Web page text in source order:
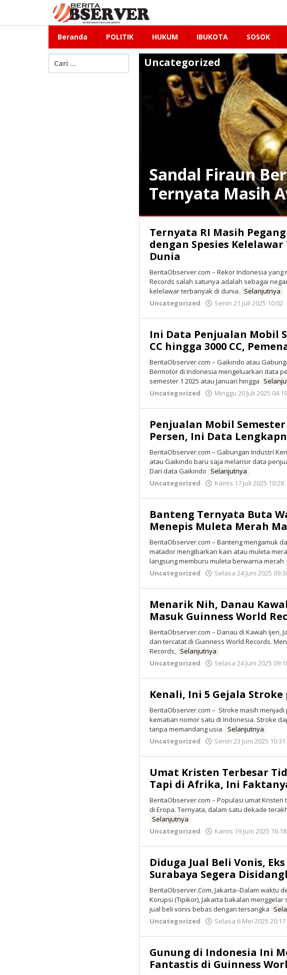
konten
Beranda POLITIK HUKUM IBUKOTA SOSOK
untuk:
Sandal Firaun
Ternyata Masih
Senin
2025
10:07
oleh
Uncategorized
Ternyata RI Masih
dengan Spesies
Dunia
BeritaObserver.com – Rekor Indonesia
Records salah satunya adalah sebagai
kelelawar terbanyak di dunia. Selanjutnya
Uncategorized
Senin 21 Juli 2025 10:02
Ini Data Penjualan Mobil
CC hingga 3000 CC,
BeritaObserver.com – Gaikindo atau
Bermotor di Indonesia mengeluarkan data
semester 1 2025 atau Januari hingga
Uncategorized
Minggu 20 Juli 2025 04:19
Penjualan Mobil Semester
Persen, Ini Data
BeritaObserver.com – Gabungan Industri
atau Gaikindo baru saja melansir data
Dari data Gaikindo Selanjutnya
Uncategorized
Kamis 17 Juli 2025 10:28
Banteng Ternyata Buta
Menepis Muleta Merah
BeritaObserver.com – Banteng mengamuk
matador mengibarkan kain atau muleta
langsung memburu muleta berwarna merah
Uncategorized
Selasa 24 Juni 2025
Menarik Nih, Danau
Masuk Guinness World
BeritaObserver.com – Danau di Kawah Ijen,
dan tercatat di Guinness World Records.
Records, Selanjutnya
Uncategorized
Selasa 24 Juni 2025
Kenali, Ini 5 Gejala
BeritaObserver.com – Stroke masih
kematian nomor satu di Indonesia. Stroke
tanpa memandang usia. Selanjutnya
Uncategorized
Senin 23 Juni 2025 10:31
Umat Kristen Terbesar
Tapi di Afrika, Ini
BeritaObserver.com – Populasi umat
di Eropa. Ternyata, dalam satu dekade
Selanjutnya
Uncategorized
Kamis 19 Juni 2025 16:18
Diduga Jual Beli Vonis,
Surabaya Segera
BeritaObserver.Com, Jakarta–Dalam waktu
Korupsi (Tipikor), Jakarta bakalan
jual beli vonis bebas dengan tersangka
Uncategorized
Selasa 6 Mei 2025 20:17
Gunung di Indonesia Ini
Fantastis di Guinness